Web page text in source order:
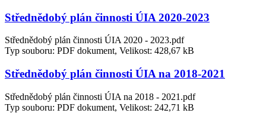
Střednědobý plán činnosti ÚIA 2020-2023
Střednědobý plán činnosti ÚIA 2020 - 2023.pdf
Typ souboru: PDF dokument, Velikost: 428,67 kB
Střednědobý plán činnosti ÚIA na 2018-2021
Střednědobý plán činnosti ÚIA na 2018 - 2021.pdf
Typ souboru: PDF dokument, Velikost: 242,71 kB